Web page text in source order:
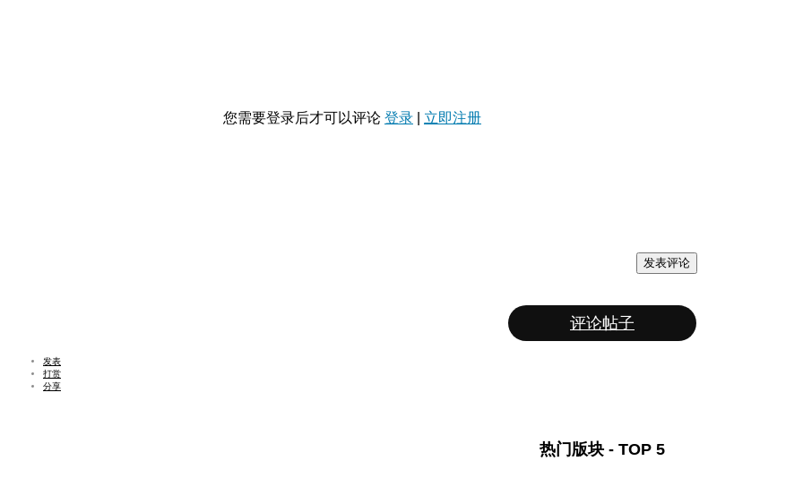
您需要登录后才可以评论 登录 立即注册
发表评论
评论帖子
发表
打赏
分享
热门版块 - TOP 5